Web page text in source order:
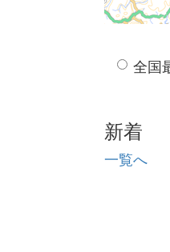
全国
新着
一覧へ